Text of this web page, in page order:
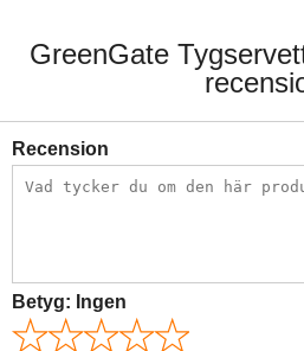
GreenGate
Recension
Betyg: Ingen